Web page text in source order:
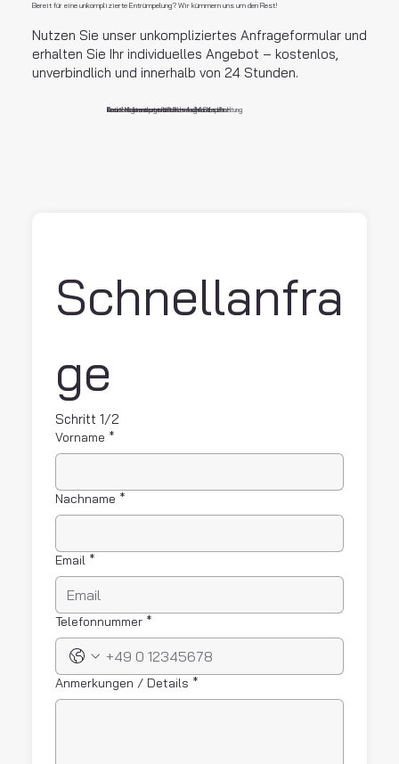
Bereit für eine unkomplizierte Entrümpelung? Wir kümmern uns um den Rest!
Nutzen Sie unser unkompliziertes Anfrageformular und
erhalten Sie Ihr individuelles Angebot – kostenlos,
unverbindlich und innerhalb von 24 Stunden.
Direkt zu Ihrem persönlichen Angebot
Antwort garantiert innerhalb von 24 Stunden
In nur 1 Minute ausgefüllt – einfach und schnel
Kostenlos und unverbindlich – ohne Verpflichtung
Schnellanfra
Schritt 1/2
Vorname *
Nachname *
Email *
Telefonnummer *
Anmerkungen / Details *